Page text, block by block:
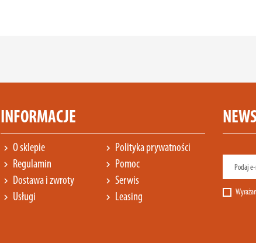
INFORMACJE
chevron_right O sklepie chevron_right Polityka prywatności
chevron_right Regulamin chevron_right Pomoc
chevron_right Dostawa i zwroty chevron_right Serwis
chevron_right Usługi chevron_right Leasing